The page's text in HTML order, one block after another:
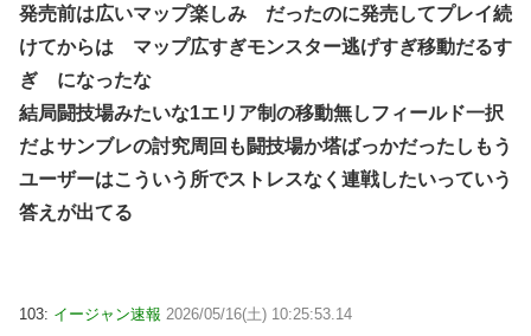
発売前は広いマップ楽しみ だったのに発売してプレイ続
けてからは マップ広すぎモンスター逃げすぎ移動だるす
ぎ になったな
結局闘技場みたいな1エリア制の移動無しフィールド一択
だよサンブレの討究周回も闘技場か塔ばっかだったしもう
ユーザーはこういう所でストレスなく連戦したいっていう
答えが出てる
103: イージャン速報 2026/05/16(土) 10:25:53.14